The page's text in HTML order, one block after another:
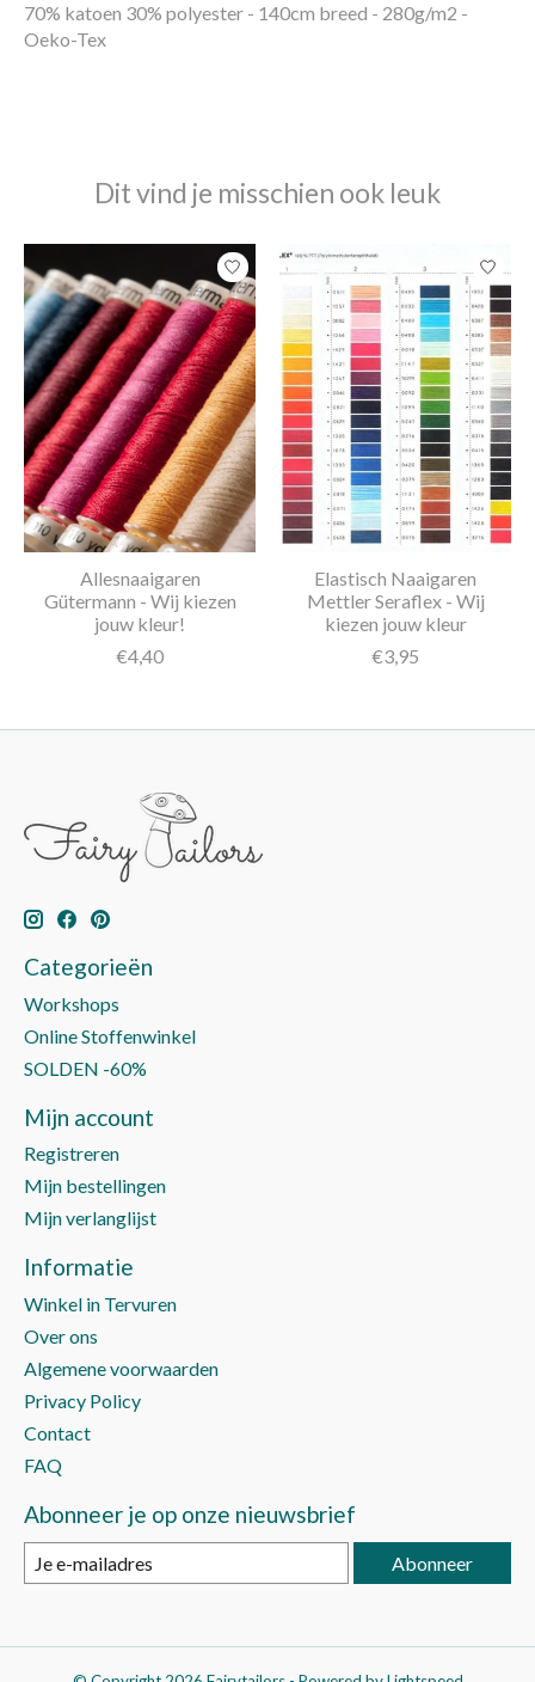
70% katoen 30% polyester - 140cm breed - 280g/m2 -
Oeko-Tex
Dit vind je misschien ook leuk
Items van productcarrousel
Allesnaaigaren
Gütermann - Wij kiezen
jouw kleur!
€4,40
Elastisch Naaigaren
Mettler Seraflex - Wij
kiezen jouw kleur
€3,95
Categorieën
Workshops
Online Stoffenwinkel
SOLDEN -60%
Mijn account
Registreren
Mijn bestellingen
Mijn verlanglijst
Informatie
Winkel in Tervuren
Over ons
Algemene voorwaarden
Privacy Policy
Contact
FAQ
Abonneer je op onze nieuwsbrief
Abonneer